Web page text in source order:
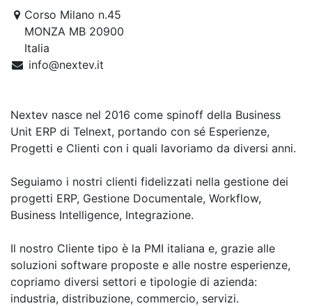
Corso Milano n.45
MONZA MB 20900
Italia
info@nextev.it
Nextev nasce nel 2016 come spin­off della Business
Unit ERP di Telnext, portando con sé Esperienze,
Progetti e Clienti con i quali lavoriamo da diversi anni.
Seguiamo i nostri clienti fidelizzati nella gestione dei
progetti ERP, Gestione Documentale, Workflow,
Business Intelligence, Integrazione.
Il nostro Cliente tipo è la PMI italiana e, grazie alle
soluzioni software proposte e alle nostre esperienze,
copriamo diversi settori e tipologie di azienda:
industria, distribuzione, commercio, servizi.